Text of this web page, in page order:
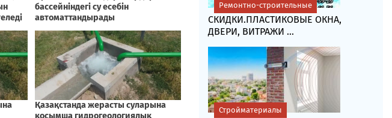
СКИДКИ.ПЛАСТИКОВЫЕ ОКНА,
ДВЕРИ, ВИТРАЖИ ...
Ремонтно-строительные
Стройматериалы